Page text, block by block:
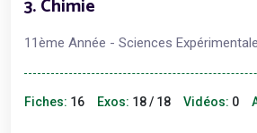
3. Chimie
11ème Année - Sciences
Fiches: 16 Exos: 18 / 18 Vidéos: 0